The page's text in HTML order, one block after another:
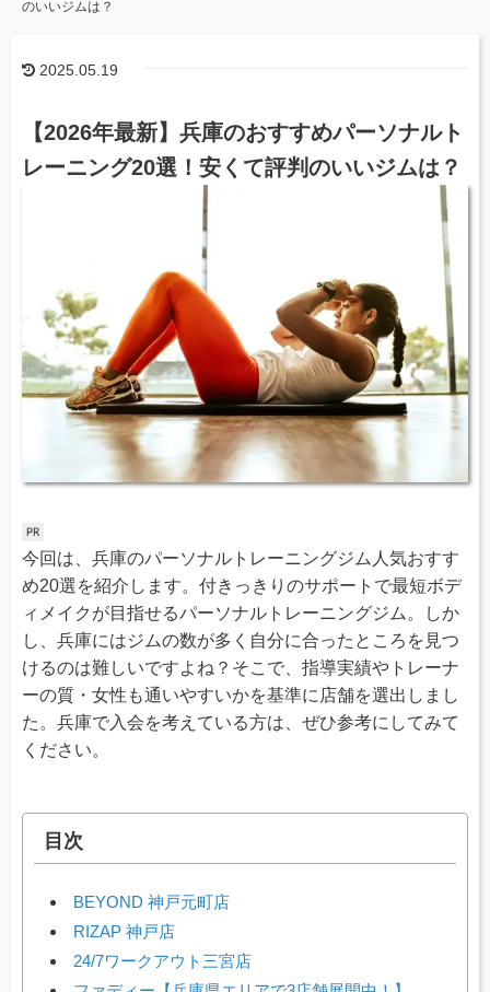
のいいジムは？
2025.05.19
【2026年最新】兵庫のおすすめパーソナルト
レーニング20選！安くて評判のいいジムは？
今回は、兵庫のパーソナルトレーニングジム人気おすす
め20選を紹介します。付きっきりのサポートで最短ボデ
ィメイクが目指せるパーソナルトレーニングジム。しか
し、兵庫にはジムの数が多く自分に合ったところを見つ
けるのは難しいですよね？そこで、指導実績やトレーナ
ーの質・女性も通いやすいかを基準に店舗を選出しまし
た。兵庫で入会を考えている方は、ぜひ参考にしてみて
ください。
目次
BEYOND 神戸元町店
RIZAP 神戸店
24/7ワークアウト三宮店